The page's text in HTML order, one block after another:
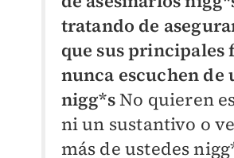
tratando de
que sus principales
nunca escuchen de
nigg*sNo quieren
ni un sustantivo o
más de ustedes